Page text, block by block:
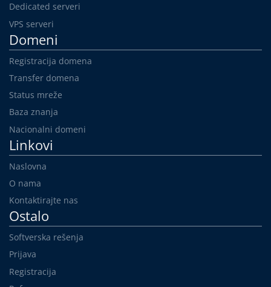
Dedicated serveri
VPS serveri
Domeni
Registracija domena
Transfer domena
Status mreže
Baza znanja
Nacionalni domeni
Linkovi
Naslovna
O nama
Kontaktirajte nas
Ostalo
Softverska rešenja
Prijava
Registracija